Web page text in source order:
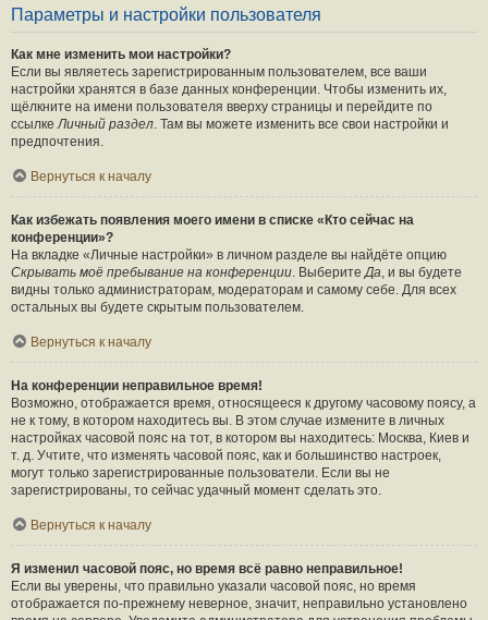
Параметры и настройки пользователя
Как мне изменить мои настройки?
Если вы являетесь зарегистрированным пользователем, все ваши
настройки хранятся в базе данных конференции. Чтобы изменить их,
щёлкните на имени пользователя вверху страницы и перейдите по
ссылкеЛичный раздел. Там вы можете изменить все свои настройки и
предпочтения.
Вернуться к началу
Как избежать появления моего имени в списке «Кто сейчас на
конференции»?
На вкладке «Личные настройки» в личном разделе вы найдёте опцию
Скрывать моё пребывание на конференции. ВыберитеДа, и вы будете
видны только администраторам, модераторам и самому себе. Для всех
остальных вы будете скрытым пользователем.
Вернуться к началу
На конференции неправильное время!
Возможно, отображается время, относящееся к другому часовому поясу, а
не к тому, в котором находитесь вы. В этом случае измените в личных
настройках часовой пояс на тот, в котором вы находитесь: Москва, Киев и
т. д. Учтите, что изменять часовой пояс, как и большинство настроек,
могут только зарегистрированные пользователи. Если вы не
зарегистрированы, то сейчас удачный момент сделать это.
Вернуться к началу
Я изменил часовой пояс, но время всё равно неправильное!
Если вы уверены, что правильно указали часовой пояс, но время
отображается по-прежнему неверное, значит, неправильно установлено